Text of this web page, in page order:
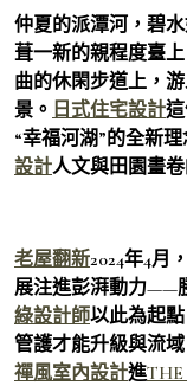
仲夏的派潭河，碧
葺一新的親程度臺
曲的休閑步道上，
景。 日式住宅設計
“幸福河湖”的全新
設計人文與田園畫
老屋翻新2024年4月
展注進彭湃動力——
綠設計師以此為起
管護才能升級與流
禪風室內設計進